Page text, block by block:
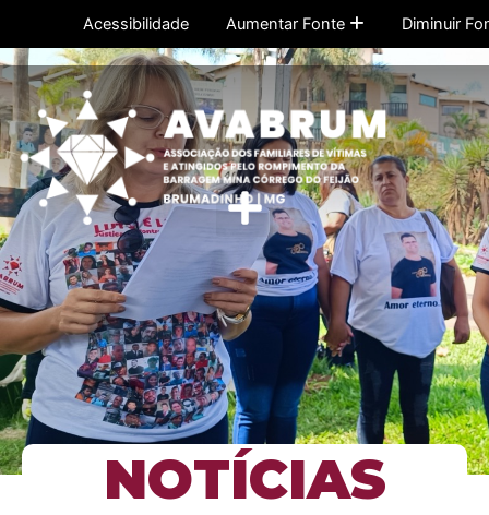
o
conteúdo
Acessibilidade Aumentar Fonte Diminuir
Menu
NOTÍCIAS